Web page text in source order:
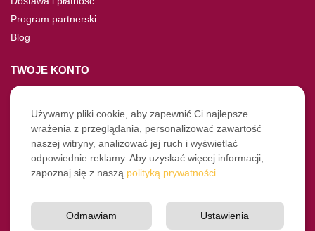
Program partnerski
Blog
TWOJE KONTO
Moje konto
Nie pamiętasz hasła?
Twoje zamówienia
NASZE SOCIALE
Instagram
Używamy pliki cookie, aby zapewnić Ci najlepsze
wrażenia z przeglądania, personalizować zawartość
naszej witryny, analizować jej ruch i wyświetlać
odpowiednie reklamy. Aby uzyskać więcej informacji,
zapoznaj się z naszą polityką prywatności
Ustawienia
Odmawiam